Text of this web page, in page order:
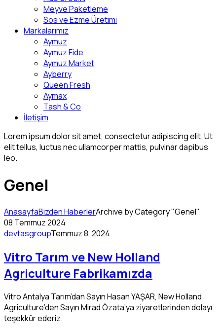
Meyve Paketleme
Sos ve Ezme Üretimi
Markalarımız
Aymuz
Aymuz Fide
Aymuz Market
Ayberry
Queen Fresh
Aymax
Tash & Co
İletişim
Lorem ipsum dolor sit amet, consectetur adipiscing elit. Ut
elit tellus, luctus nec ullamcorper mattis, pulvinar dapibus
leo.
Genel
AnasayfaBizden HaberlerArchive by Category "Genel"
08 Temmuz 2024
devtasgroupTemmuz 8, 2024
Vitro Tarım ve New Holland
Agriculture Fabrikamızda
Vitro Antalya Tarım’dan Sayın Hasan YAŞAR, New Holland
Agriculture’den Sayın Mirad Özata’ya ziyaretlerinden dolayı
teşekkür ederiz.